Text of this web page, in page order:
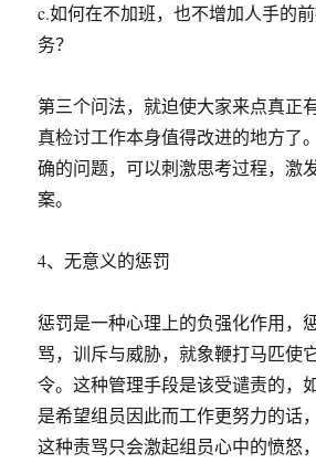
c.如何在不加班，也不增加人手的
务？
第三个问法，就迫使大家来点真正
真检讨工作本身值得改进的地方了
确的问题，可以刺激思考过程，激
案。
4、无意义的惩罚
惩罚是一种心理上的负强化作用，
骂，训斥与威胁，就象鞭打马匹使
令。这种管理手段是该受谴责的，
是希望组员因此而工作更努力的话
这种责骂只会激起组员心中的愤怒